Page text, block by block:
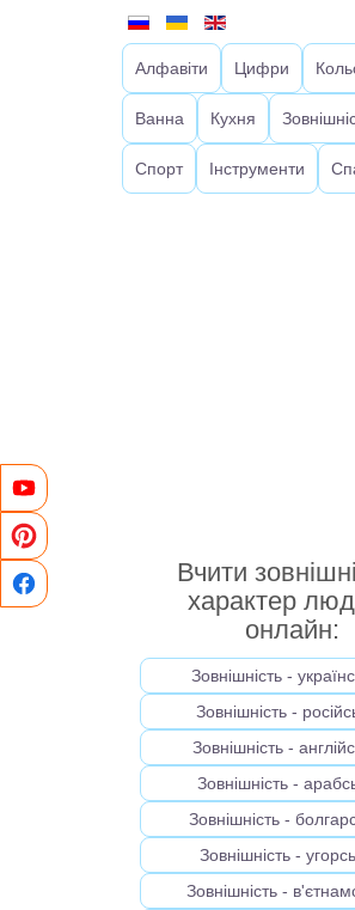
Алфавіти Цифри
Ванна Кухня
Спорт Інструменти
Вчити
характер
онлайн:
Зовнішність -
Зовнішність -
Зовнішність -
Зовнішність -
Зовнішність -
Зовнішність -
Зовнішність -